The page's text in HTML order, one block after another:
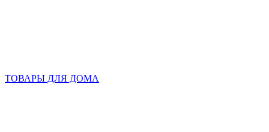
ТОВАРЫ ДЛЯ ДОМА